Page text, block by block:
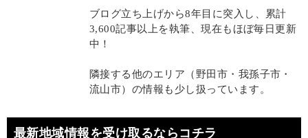
ブログ立ち上げから8年目に突入し、累計
3,600記事以上を執筆、現在もほぼ毎日更新
中！
隣接する他のエリア（野田市・我孫子市・
流山市）の情報も少し扱っています。
最新地域情報を受け取るならコチラ